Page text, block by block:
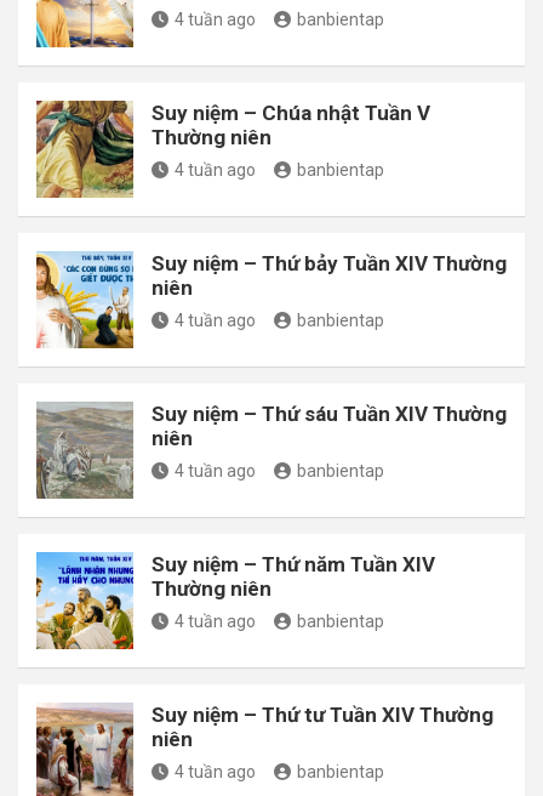
4 tuần ago banbientap
Suy niệm – Chúa nhật Tuần V
Thường niên
4 tuần ago banbientap
Suy niệm – Thứ bảy Tuần XIV Thường
niên
4 tuần ago banbientap
Suy niệm – Thứ sáu Tuần XIV Thường
niên
4 tuần ago banbientap
Suy niệm – Thứ năm Tuần XIV
Thường niên
4 tuần ago banbientap
Suy niệm – Thứ tư Tuần XIV Thường
niên
4 tuần ago banbientap